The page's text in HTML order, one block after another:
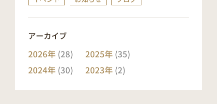
アーカイブ
2026年 (28) 2025年 (35)
2024年 (30) 2023年 (2)